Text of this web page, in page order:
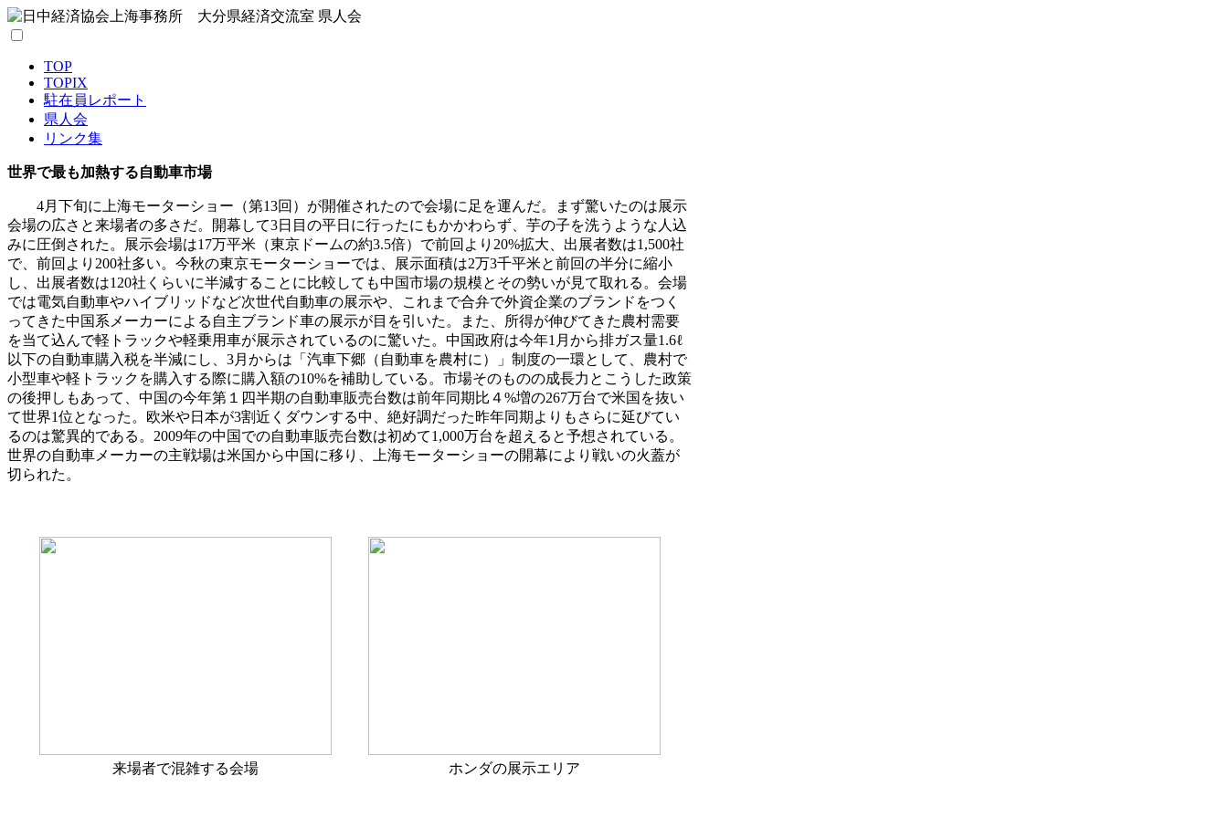
TOP
TOPIX
駐在員レポート
県人会
リンク集
世界で最も加熱する自動車市場
4月下旬に上海モーターショー（第13回）が開催されたので会場に足を運んだ。まず驚いたのは展示
会場の広さと来場者の多さだ。開幕して3日目の平日に行ったにもかかわらず、芋の子を洗うような人込
みに圧倒された。展示会場は17万平米（東京ドームの約3.5倍）で前回より20%拡大、出展者数は1,500社
で、前回より200社多い。今秋の東京モーターショーでは、展示面積は2万3千平米と前回の半分に縮小
し、出展者数は120社くらいに半減することに比較しても中国市場の規模とその勢いが見て取れる。会場
では電気自動車やハイブリッドなど次世代自動車の展示や、これまで合弁で外資企業のブランドをつく
ってきた中国系メーカーによる自主ブランド車の展示が目を引いた。また、所得が伸びてきた農村需要
を当て込んで軽トラックや軽乗用車が展示されているのに驚いた。中国政府は今年1月から排ガス量1.6ℓ
以下の自動車購入税を半減にし、3月からは「汽車下郷（自動車を農村に）」制度の一環として、農村で
小型車や軽トラックを購入する際に購入額の10%を補助している。市場そのものの成長力とこうした政策
の後押しもあって、中国の今年第１四半期の自動車販売台数は前年同期比４%増の267万台で米国を抜い
て世界1位となった。欧米や日本が3割近くダウンする中、絶好調だった昨年同期よりもさらに延びてい
るのは驚異的である。2009年の中国での自動車販売台数は初めて1,000万台を超えると予想されている。
世界の自動車メーカーの主戦場は米国から中国に移り、上海モーターショーの開幕により戦いの火蓋が
切られた。
来場者で混雑する会場 ホンダの展示エリア